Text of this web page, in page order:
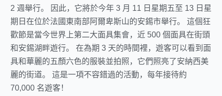
2 週舉行。 因此，它將於今年 3 月 11 日星期五至 13 日星
期日在位於法國東南部阿爾卑斯山的安錫市舉行。 這個狂
歡節是當今世界上第二大面具集會，近 500 個面具在街頭
和安錫湖畔遊行。 在為期 3 天的時間裡，遊客可以看到面
具和華麗的五顏六色的服裝並拍照，它們照亮了安納西美
麗的街道。 這是一項不容錯過的活動，每年接待約
70,000 名遊客！